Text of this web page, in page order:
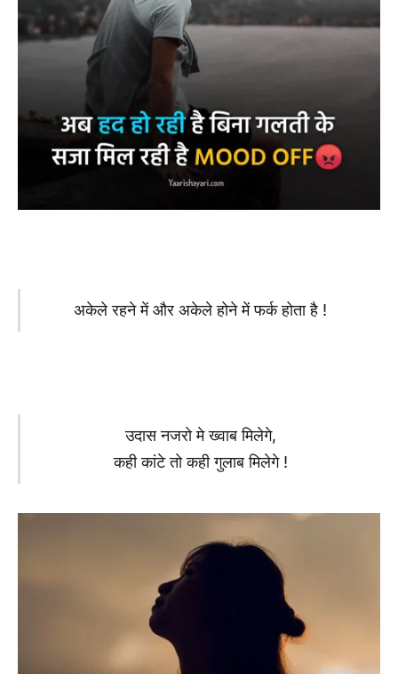
अकेले रहने में और अकेले होने में फर्क होता है !
उदास नजरो मे ख्वाब मिलेगे,
कही कांटे तो कही गुलाब मिलेगे !